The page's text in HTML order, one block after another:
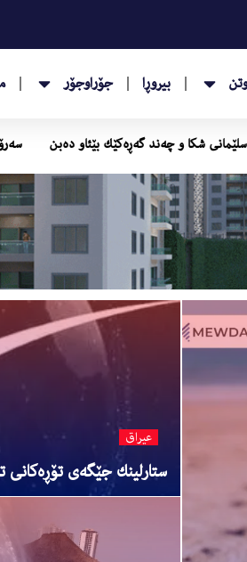
بیروڕا جۆراوجۆر
ئاوی دووی دووكان-سلێمانی شكا و چەند
عیراق
ستارلینك جێگەی تۆڕەكانی